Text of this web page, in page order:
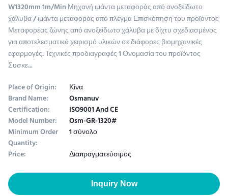
W1320mm 1m/Min Μηχανή ιμάντα μεταφοράς από ανοξείδωτο
χάλυβα / ιμάντα μεταφοράς από πλέγμα Επισκόπηση του προϊόντος
Μεταφορέας ζώνης από ανοξείδωτο χάλυβα με δίχτυ σχεδιασμένος
για αποτελεσματικό χειρισμό υλικών σε διάφορες βιομηχανικές
εφαρμογές. Τεχνικές προδιαγραφές 1 Ονομασία του προϊόντος
Συσκε...
Place of Origin:
Κίνα
Brand Name: Osmanuv
Certification: ISO9001 And CE
Model Number: Osm-GR-1320#
Minimum Order
Quantity:
1 σύνολο
Price:
Διαπραγματεύσιμος
Inquiry Now